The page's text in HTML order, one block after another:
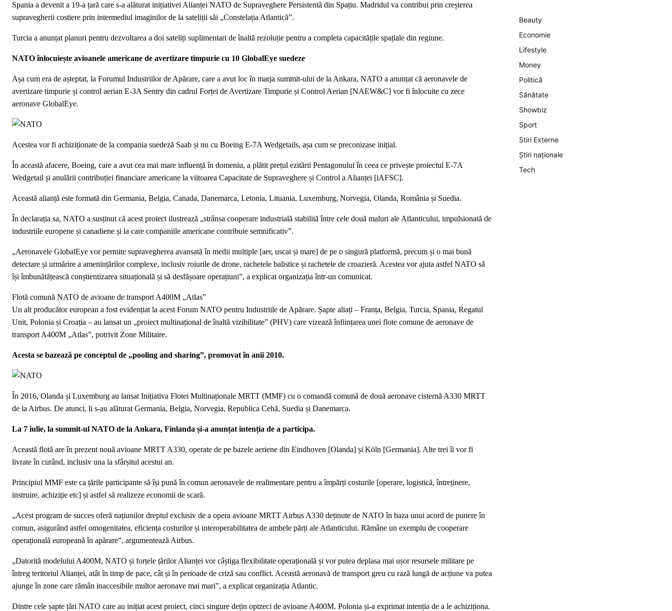
Spania a devenit a 19-a țară care s-a alăturat inițiativei Alianței NATO de Supraveghere Persistentă din Spațiu. Madridul va contribui prin creșterea
supravegherii costiere prin intermediul imaginilor de la sateliții săi „Constelația Atlantică”.
Turcia a anunțat planuri pentru dezvoltarea a doi sateliți suplimentari de înaltă rezoluție pentru a completa capacitățile spațiale din regiune.
NATO înlocuiește avioanele americane de avertizare timpurie cu 10 GlobalEye suedeze
Așa cum era de așteptat, la Forumul Industriilor de Apărare, care a avut loc în marja summit-ului de la Ankara, NATO a anunțat că aeronavele de
avertizare timpurie și control aerian E-3A Sentry din cadrul Forței de Avertizare Timpurie și Control Aerian [NAEW&C] vor fi înlocuite cu zece
aeronave GlobalEye.
Acestea vor fi achiziționate de la compania suedeză Saab și nu cu Boeing E-7A Wedgetails, așa cum se preconizase inițial.
În această afacere, Boeing, care a avut cea mai mare influență în domeniu, a plătit prețul ezitării Pentagonului în ceea ce privește proiectul E-7A
Wedgetail și anulării contribuției financiare americane la viitoarea Capacitate de Supraveghere și Control a Alianței [iAFSC].
Această alianță este formată din Germania, Belgia, Canada, Danemarca, Letonia, Lituania, Luxemburg, Norvegia, Olanda, România și Suedia.
În declarația sa, NATO a susținut că acest proiect ilustrează „strânsa cooperare industrială stabilită între cele două maluri ale Atlanticului, impulsionată de
industriile europene și canadiene și la care companiile americane contribuie semnificativ”.
„Aeronavele GlobalEye vor permite supravegherea avansată în medii multiple [aer, uscat și mare] de pe o singură platformă, precum și o mai bună
detectare și urmărire a amenințărilor complexe, inclusiv roiurile de drone, rachetele balistice și rachetele de croazieră. Acestea vor ajuta astfel NATO să
își îmbunătățească conștientizarea situațională și să desfășoare operațiuni”, a explicat organizația într-un comunicat.
Flotă comună NATO de avioane de transport A400M „Atlas”
Un alt producător european a fost evidențiat la acest Forum NATO pentru Industriile de Apărare. Șapte aliați – Franța, Belgia, Turcia, Spania, Regatul
Unit, Polonia și Croația – au lansat un „proiect multinațional de înaltă vizibilitate” (PHV) care vizează înființarea unei flote comune de aeronave de
transport A400M „Atlas”, potrivit Zone Militaire.
Acesta se bazează pe conceptul de „pooling and sharing”, promovat în anii 2010.
În 2016, Olanda și Luxemburg au lansat Inițiativa Flotei Multinaționale MRTT (MMF) cu o comandă comună de două aeronave cisternă A330 MRTT
de la Airbus. De atunci, li s-au alăturat Germania, Belgia, Norvegia, Republica Cehă, Suedia și Danemarca.
La 7 iulie, la summit-ul NATO de la Ankara, Finlanda și-a anunțat intenția de a participa.
Această flotă are în prezent nouă avioane MRTT A330, operate de pe bazele aeriene din Eindhoven [Olanda] și Köln [Germania]. Alte trei îi vor fi
livrate în curând, inclusiv una la sfârșitul acestui an.
Principiul MMF este ca țările participante să își pună în comun aeronavele de realimentare pentru a împărți costurile [operare, logistică, întreținere,
instruire, achiziție etc] și astfel să realizeze economii de scară.
„Acest program de succes oferă națiunilor dreptul exclusiv de a opera avioane MRTT Airbus A330 deținute de NATO în baza unui acord de punere în
comun, asigurând astfel omogenitatea, eficiența costurilor și interoperabilitatea de ambele părți ale Atlanticului. Rămâne un exemplu de cooperare
operațională europeană în apărare”, argumentează Airbus.
„Datorită modelului A400M, NATO și forțele țărilor Alianței vor câștiga flexibilitate operațională și vor putea deplasa mai ușor resursele militare pe
întreg teritoriul Alianței, atât în ​​timp de pace, cât și în perioade de criză sau conflict. Această aeronavă de transport greu cu rază lungă de acțiune va putea
ajunge în zone care rămân inaccesibile multor aeronave mai mari”, a explicat organizația Atlantic.
Dintre cele șapte țări NATO care au inițiat acest proiect, cinci singure dețin optzeci de avioane A400M. Polonia și-a exprimat intenția de a le achiziționa.
Beauty
Economie
Lifestyle
Money
Politică
Sănătate
Showbiz
Sport
Stiri Externe
Știri naționale
Tech